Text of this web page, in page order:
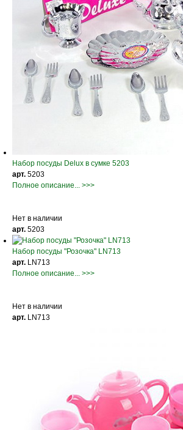
Набор посуды Delux в сумке 5203
арт. 5203
Полное описание... >>>
Нет в наличии
арт. 5203
Набор посуды "Розочка" LN713
арт. LN713
Полное описание... >>>
Нет в наличии
арт. LN713